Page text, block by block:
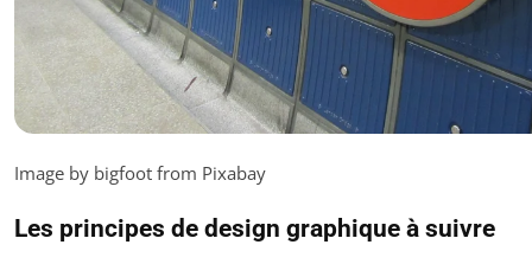
Image by bigfoot from Pixabay
Les principes de design graphique à suivre